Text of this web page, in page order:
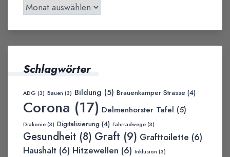
Schlagwörter
ADG (3) Bauen (3) Bildung (5) Brauenkamper Strasse (4)
Corona (17) Delmenhorster Tafel (5)
Diakonie (3) Digitalisierung (4) Fahrradwege (3)
Gesundheit (8) Graft (9) Grafttoilette (6)
Haushalt (6) Hitzewellen (6) Inklusion (3)